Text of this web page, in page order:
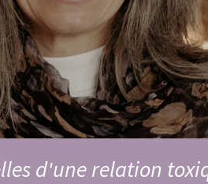
d'une relation